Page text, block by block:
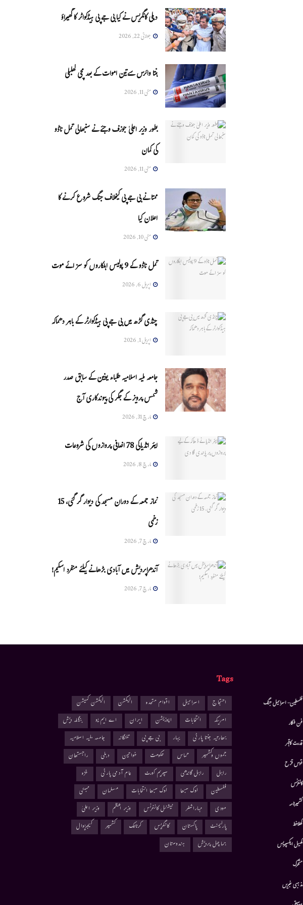
دہلی کانگریس نے کیا بی جے پی ہیڈکواٹر کا گھیراؤ
جولائی 22, 2026
ہنتا وائرس سےتین اموات کے بعد مچی کھلبلی
مئی 11, 2026
بطور وزیر اعلیٰ جوزف وجئے نے سنبھالی تمل ناڈو
کی کمان
مئی 11, 2026
ممتا نے بی جے پی کیخلاف جنگ شروع کرنے کا
اعلان کیا
مئی 10, 2026
تمل ناڈو کے 9 پولیس اہلکاروں کو سزائے موت
اپریل 6, 2026
چنڈی گڑھ میں بی جے پی ہیڈکوارٹر کے باہر دھماکہ
اپریل 1, 2026
جامعہ ملیہ اسلامیہ طلباء یونین کے سابق صدر
شمس پرویز کے جگر کی پیوندکاری آج
مارچ 31, 2026
ایئر انڈیاکی 78 اضافی پروازوں کی شروعات
مارچ 8, 2026
نماز جمعہ کے دوران مسجد کی دیوار گر گئی، 15
زخمی
مارچ 7, 2026
آندھراپردیش میں آبادی بڑھانے کیلئے منفرد اسکیم!
مارچ 7, 2026
فلسطین- اسرائیل جنگ
فن فنکار
قدرت کاقہر
قوس قزح
کانفرنس
کشمیرنامہ
کھلاخط
کھیل ایکسپریس
متحرك
مذہبی خبریں
Tags
احتجاج اسرائیل اقوام متحدہ الیکشن
الیکشن کمیشن
امریکہ
انتخابات اپوزیشن ایران اے ایم یو
بنگلہ دیش
بھارتیہ جنتا پارٹی
بہار بی جے پی تلنگانہ
جامعہ ملیہ اسلامیہ
جموں وکشمیر
حماس حکومت خواتین دہلی
راجستھان
راہل
راہل گاندھی سپریم کورٹ عام آدمی پارٹی
غزہ
فلسطین
لوک سبھا لوک سبھا انتخابات مسلمان
ممبئی
مودی
مہاراشٹر نیشنل کانفرنس وزیر اعظم
وزیر اعلیٰ
پارلیمنٹ
پاکستان کانگریس کرناٹک کشمیر
کیجریوال
ہماچل پردیش
ہندوستان